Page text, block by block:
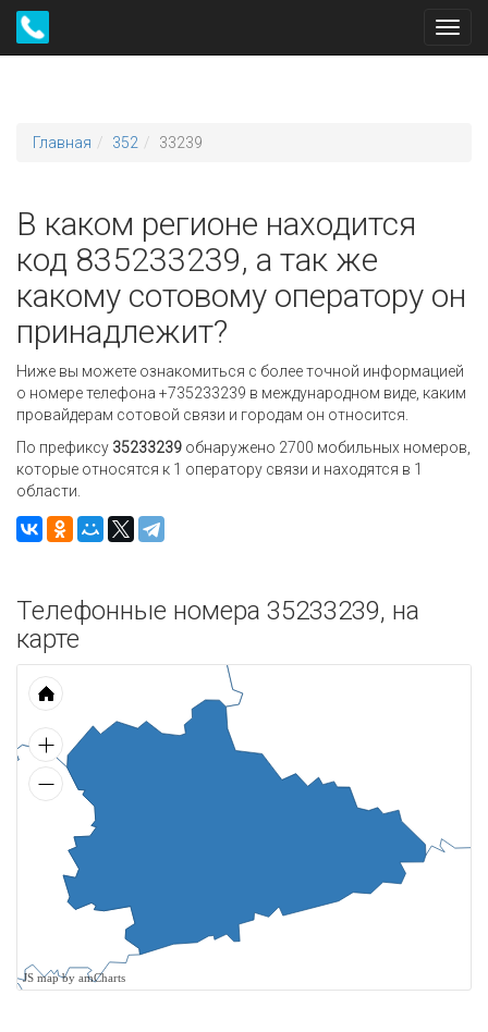
Главная 352 33239
В каком регионе находится
код 835233239, а так же
какому сотовому оператору он
принадлежит?
Ниже вы можете ознакомиться с более точной информацией
о номере телефона +735233239 в международном виде, каким
провайдерам сотовой связи и городам он относится.
По префиксу 35233239 обнаружено 2700 мобильных номеров,
которые относятся к 1 оператору связи и находятся в 1
области.
Телефонные номера 35233239, на
карте
JS map by amCharts